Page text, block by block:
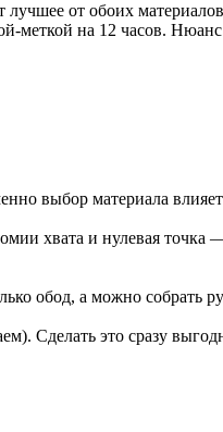
от обоих
меткой на 12 часов.
выбор материала
хвата и нулевая точка
обод, а можно собрать
Сделать это сразу